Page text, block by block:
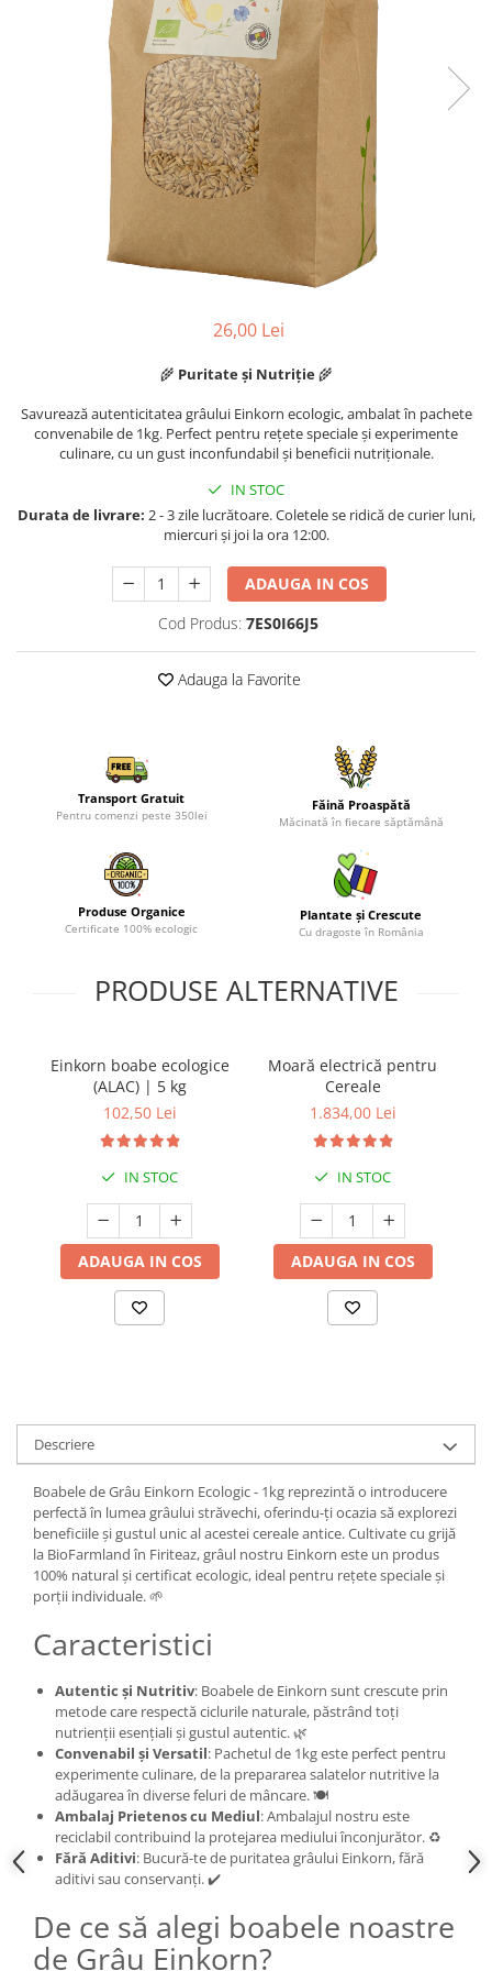
26,00 Lei
🌾 Puritate și Nutriție🌾
Savurează autenticitatea grâului Einkorn ecologic, ambalat în pachete
convenabile de 1kg. Perfect pentru rețete speciale și experimente
culinare, cu un gust inconfundabil și beneficii nutriționale.
IN STOC
Durata de livrare: 2 - 3 zile lucrătoare. Coletele se ridică de curier luni,
miercuri și joi la ora 12:00.
ADAUGA IN COS
Cod Produs: 7ES0I66J5
Adauga la Favorite
Transport Gratuit
Pentru comenzi peste 350lei
Făină Proaspătă
Măcinată în fiecare săptămână
Produse Organice
Certificate 100% ecologic
Plantate și Crescute
Cu dragoste în România
PRODUSE ALTERNATIVE
Einkorn boabe ecologice
(ALAC) | 5 kg
102,50 Lei
IN STOC
ADAUGA IN COS
Moară electrică pentru
Cereale
1.834,00 Lei
IN STOC
ADAUGA IN COS
Descriere
Boabele de Grâu Einkorn Ecologic - 1kg reprezintă o introducere
perfectă în lumea grâului străvechi, oferindu-ți ocazia să explorezi
beneficiile și gustul unic al acestei cereale antice. Cultivate cu grijă
la BioFarmland în Firiteaz, grâul nostru Einkorn este un produs
100% natural și certificat ecologic, ideal pentru rețete speciale și
porții individuale. 🌱
Caracteristici
Autentic și Nutritiv: Boabele de Einkorn sunt crescute prin
metode care respectă ciclurile naturale, păstrând toți
nutrienții esențiali și gustul autentic. 🌿
Convenabil și Versatil: Pachetul de 1kg este perfect pentru
experimente culinare, de la prepararea salatelor nutritive la
adăugarea în diverse feluri de mâncare. 🍽️
Ambalaj Prietenos cu Mediul: Ambalajul nostru este
reciclabil contribuind la protejarea mediului înconjurător. ♻️
Fără Aditivi: Bucură-te de puritatea grâului Einkorn, fără
aditivi sau conservanți. ✔️
De ce să alegi boabele noastre
de Grâu Einkorn?